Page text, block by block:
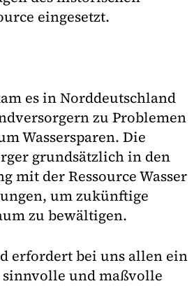
eingesetzt.
es in Norddeutschland
zu Problemen
Wassersparen. Die
grundsätzlich in den
mit der Ressource Wasser
um zukünftige
zu bewältigen.
erfordert bei uns allen ein
sinnvolle und maßvolle